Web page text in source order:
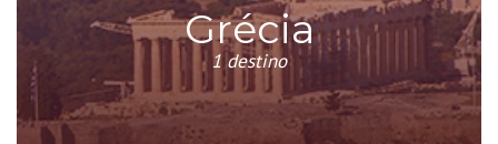
Grécia
1 destino